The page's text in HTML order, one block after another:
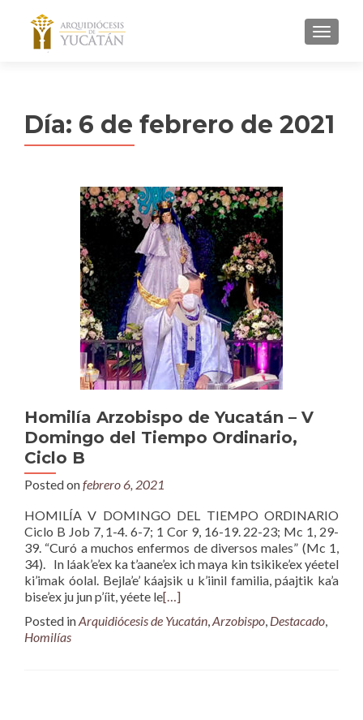
MENU
Día: 6 de febrero de 2021
Homilía Arzobispo de Yucatán – V
Domingo del Tiempo Ordinario,
Ciclo B
Posted onfebrero 6, 2021
HOMILÍA V DOMINGO DEL TIEMPO ORDINARIO
Ciclo B Job 7, 1-4. 6-7; 1 Cor 9, 16-19. 22-23; Mc 1, 29-
39. “Curó a muchos enfermos de diversos males” (Mc 1,
34). In láak’e’ex ka t’aane’ex ich maya kin tsikike’ex yéetel
ki’imak óolal. Bejla’e’ káajsik u k’iinil familia, páajtik ka’a
bise’ex ju jun p’íit, yéete le[…]
Posted inArquidiócesis de Yucatán,Arzobispo, Destacado,
Homilías